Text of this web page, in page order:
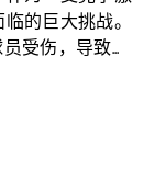
的巨大挑战。
受伤，导致...